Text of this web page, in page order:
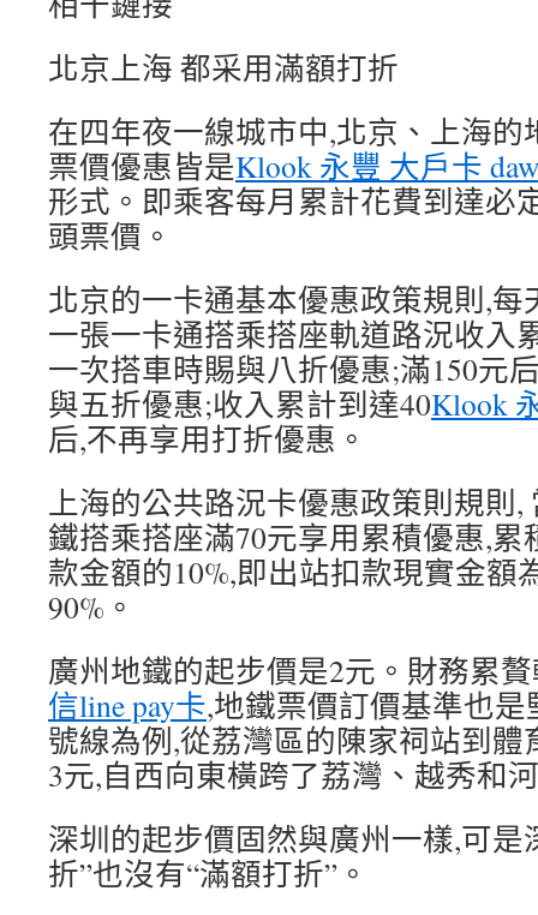
北京上海 都采用滿額打折
在四年夜一線城市中,北京、上海的
票價優惠皆是Klook 永豐 大戶卡
形式。即乘客每月累計花費到達必
頭票價。
北京的一卡通基本優惠政策規則,每
一張一卡通搭乘搭座軌道路況收入
一次搭車時賜與八折優惠;滿150元
與五折優惠;收入累計到達40Klook
后,不再享用打折優惠。
上海的公共路況卡優惠政策則規則,
鐵搭乘搭座滿70元享用累積優惠,
款金額的10%,即出站扣款現實金額
90%。
廣州地鐵的起步價是2元。財務累
信line pay卡,地鐵票價訂價基準也
號線為例,從荔灣區的陳家祠站到體
3元,自西向東橫跨了荔灣、越秀和
深圳的起步價固然與廣州一樣,可是
折”也沒有“滿額打折”。